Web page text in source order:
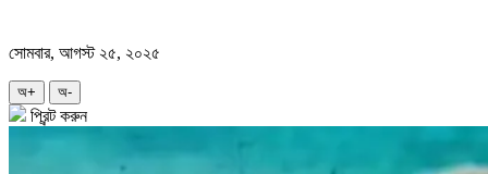
সোমবার, আগস্ট ২৫, ২০২৫
অ+ অ-
প্রিন্ট করুন